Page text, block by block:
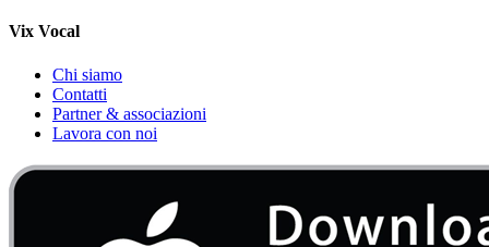
Vix Vocal
Chi siamo
Contatti
Partner & associazioni
Lavora con noi